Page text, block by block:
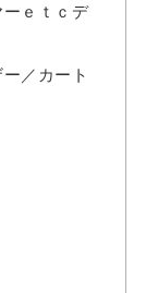
ーｅｔｃデ
／カート